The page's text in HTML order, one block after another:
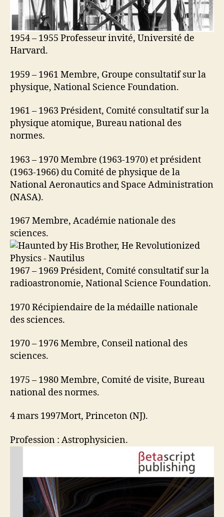
1954 – 1955 Professeur invité, Université de
Harvard.
1959 – 1961 Membre, Groupe consultatif sur la
physique, National Science Foundation.
1961 – 1963 Président, Comité consultatif sur la
physique atomique, Bureau national des
normes.
1963 – 1970 Membre (1963-1970) et président
(1963-1966) du Comité de physique de la
National Aeronautics and Space Administration
(NASA).
1967 Membre, Académie nationale des
sciences.
1967 – 1969 Président, Comité consultatif sur la
radioastronomie, National Science Foundation.
1970 Récipiendaire de la médaille nationale
des sciences.
1970 – 1976 Membre, Conseil national des
sciences.
1975 – 1980 Membre, Comité de visite, Bureau
national des normes.
4 mars 1997Mort, Princeton (NJ).
Profession : Astrophysicien.